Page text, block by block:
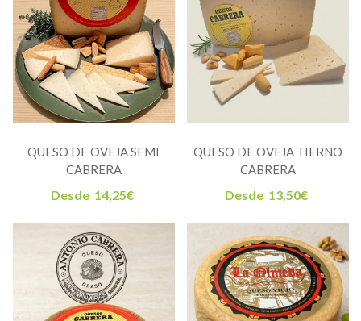
QUESO DE OVEJA SEMI
CABRERA
Desde 14,25€
QUESO DE OVEJA TIERNO
CABRERA
Desde 13,50€